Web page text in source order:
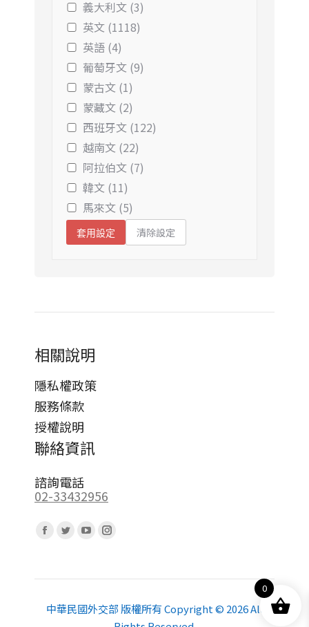
義大利文 (3)
英文 (1118)
英語 (4)
葡萄牙文 (9)
蒙古文 (1)
蒙藏文 (2)
西班牙文 (122)
越南文 (22)
阿拉伯文 (7)
韓文 (11)
馬來文 (5)
套用設定 清除設定
相關說明
隱私權政策
服務條款
授權說明
聯絡資訊
諮詢電話
02-33432956
Facebook
opens
new
Twitter
opens
new
YouTube
opens
new
Instagram
opens
new
中華民國外交部 版權所有 Copyright © 2026 All
0